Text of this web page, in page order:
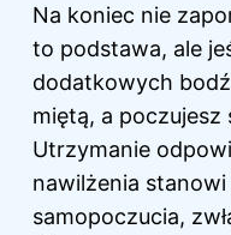
Na koniec nie
to podstawa, ale
dodatkowych
miętą, a
Utrzymanie
nawilżenia
samopoczucia,